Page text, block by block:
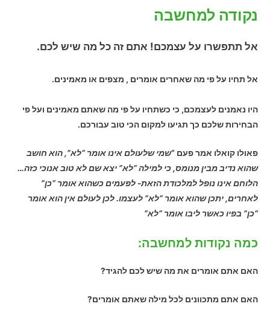
נקודה למחשבה
אל תתפשרו על עצמכם! אתם זה כל מה שיש לכם.
אל תחיו על פי מה שאחרים אומרים , מצפים או מאמינים.
היו נאמנים לעצמכם, כי כשתחיו על פי מה שאתם מאמינים ועל פי
הבחירות שלכם כך תגיעו למקום הכי טוב עבורכם.
פאולו קואלו אמר פעם “שמי שלעולם אינו אומר “לא”, הוא חושב
שהוא נדיב מבין מנומס, כי למילה “לא” יצא שם לא טוב אנוכי כזה…
הלוחם אינו נופל למלכודת הזאת- לפעמים כשהוא אומר “כן”
לאחרים, יתכן שהוא אומר “לא” לעצמו. לכן לעולם אין הוא אומר
“כן” בפיו כאשר ליבו אומר “לא”
כמה נקודות למחשבה:
האם אתם אומרים את מה שיש לכם להגיד?
האם אתם מתכוונים לכל מילה שאתם אומרים?